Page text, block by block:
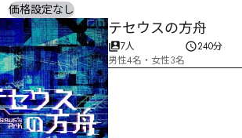
価格設定なし
テセウスの方舟
7人
男性4名・女性3名
240分